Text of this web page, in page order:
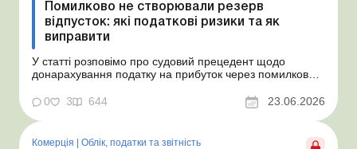
Помилково не створювали резерв
відпусток: які податкові ризики та як
виправити
У статті розповімо про судовий прецедент щодо
донарахування податку на прибуток через помилково
надамо рекомендації, як мінімізувати податкові ризики.
Проблемні витрати: податкові ризики та судова
практика Розуміємо ваші хвилювання через помилкове
неств...
0 3 644 23.06.2026
Комерція | Облік, податки та звiтнiсть